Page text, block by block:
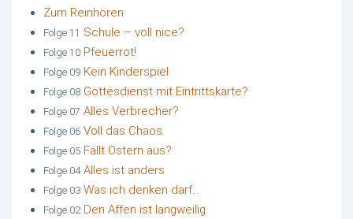
Zum Reinhören
Folge 11 Schule – voll nice?
Folge 10 Pfeuerrot!
Folge 09 Kein Kinderspiel
Folge 08 Gottesdienst mit Eintrittskarte?
Folge 07 Alles Verbrecher?
Folge 06 Voll das Chaos.
Folge 05 Fällt Ostern aus?
Folge 04 Alles ist anders
Folge 03 Was ich denken darf…
Folge 02 Den Affen ist langweilig